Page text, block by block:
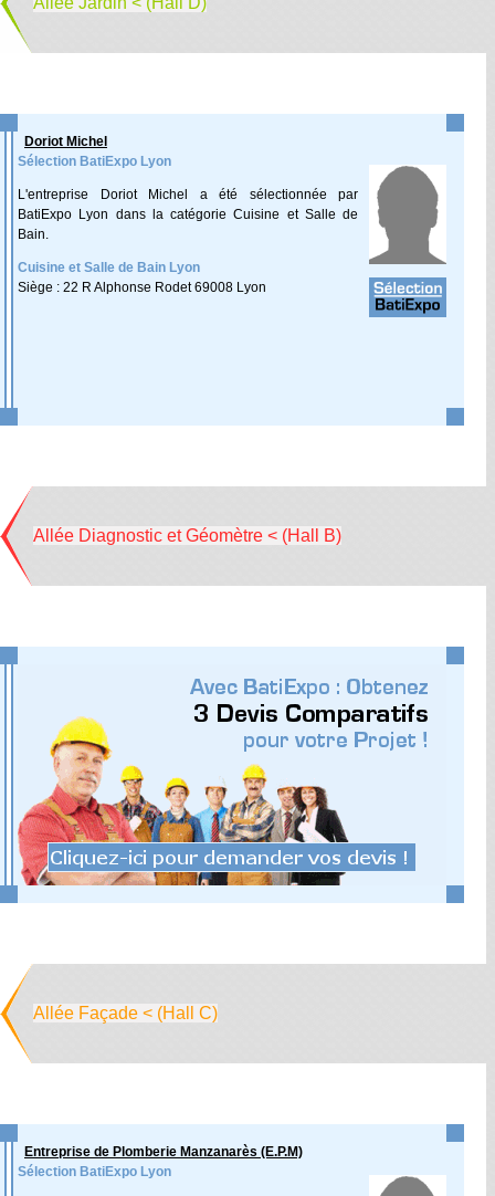
Doriot Michel
Sélection BatiExpo Lyon
L'entreprise Doriot Michel a été sélectionnée par
BatiExpo Lyon dans la catégorie Cuisine et Salle de
Bain.
Cuisine et Salle de Bain Lyon
Siège : 22 R Alphonse Rodet 69008 Lyon
Allée Diagnostic et Géomètre < (Hall B)
Allée Façade < (Hall C)
Entreprise de Plomberie Manzanarès (E.P.M)
Sélection BatiExpo Lyon